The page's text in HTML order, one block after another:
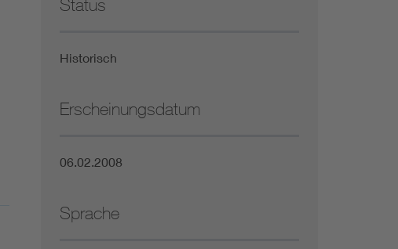
Status
Historisch
Erscheinungsdatum
06.02.2008
Sprache